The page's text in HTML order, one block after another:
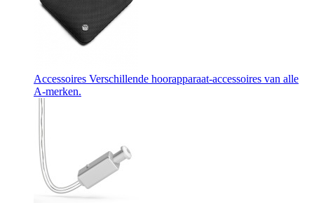
Accessoires Verschillende hoorapparaat-accessoires van alle
A-merken.